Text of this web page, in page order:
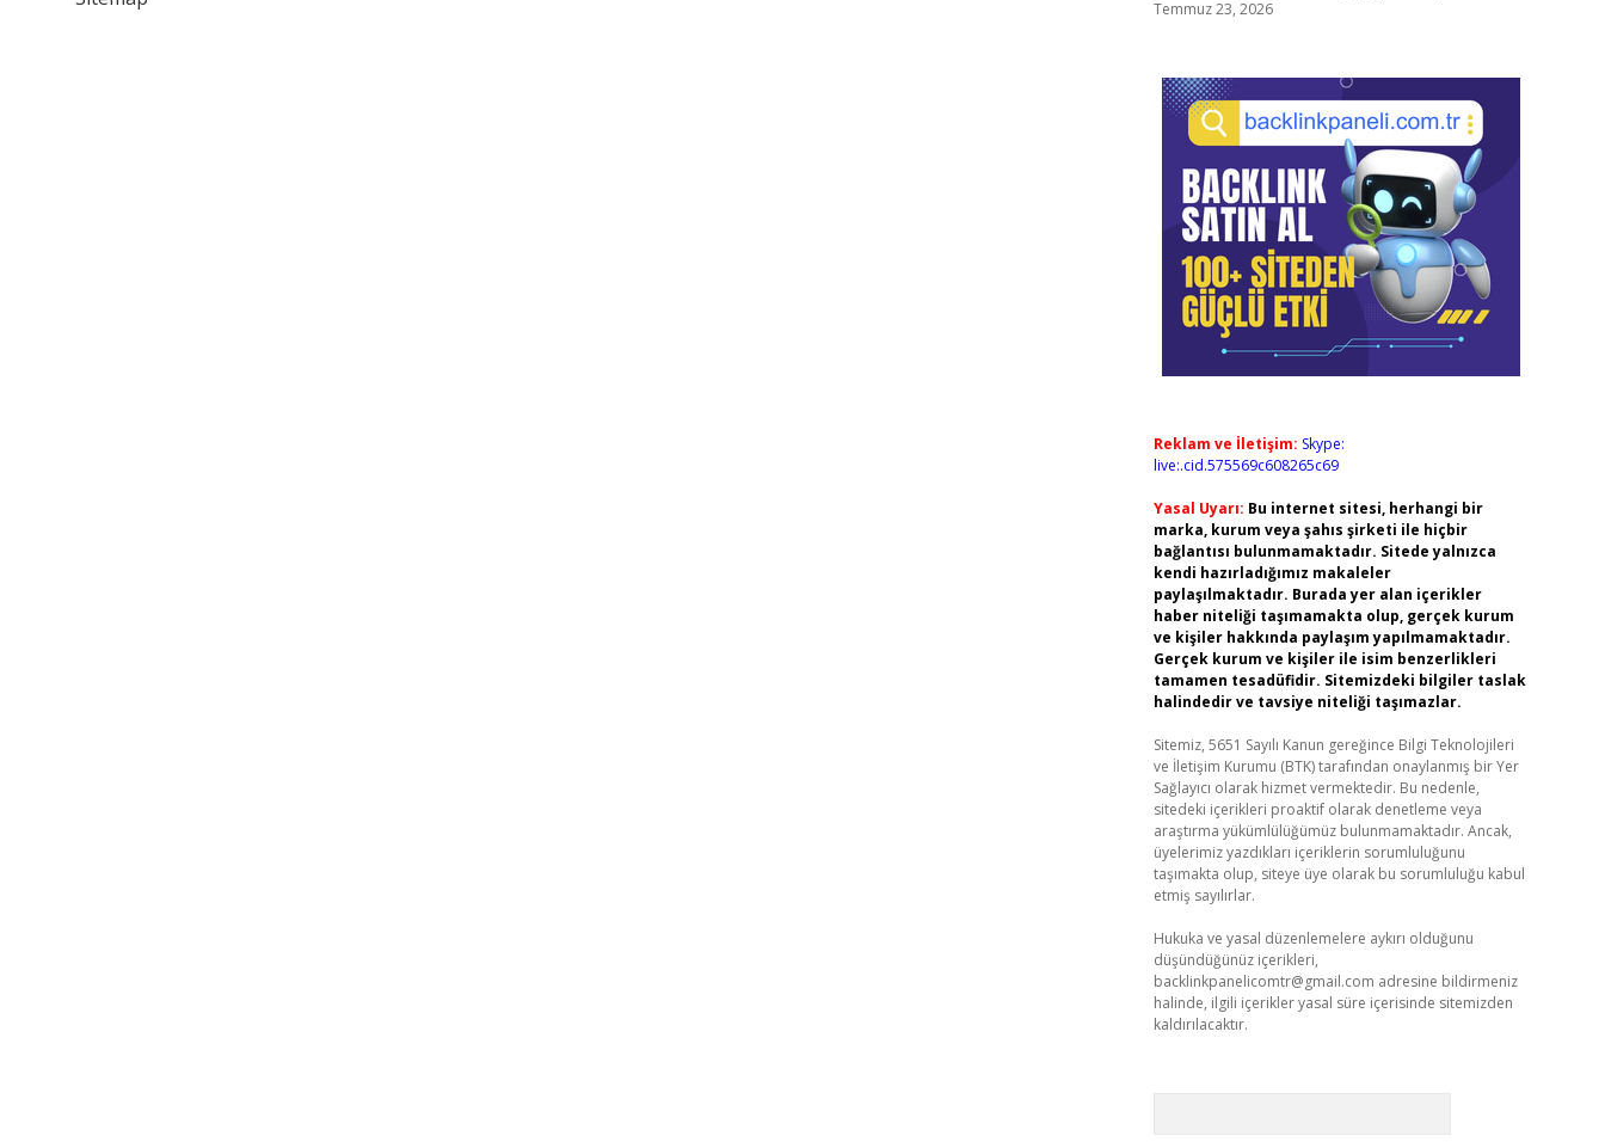
Temmuz 23, 2026
Reklam ve İletişim: Skype:
live:.cid.575569c608265c69
Yasal Uyarı: Bu internet sitesi, herhangi bir
marka, kurum veya şahıs şirketi ile hiçbir
bağlantısı bulunmamaktadır. Sitede yalnızca
kendi hazırladığımız makaleler
paylaşılmaktadır. Burada yer alan içerikler
haber niteliği taşımamakta olup, gerçek kurum
ve kişiler hakkında paylaşım yapılmamaktadır.
Gerçek kurum ve kişiler ile isim benzerlikleri
tamamen tesadüfidir. Sitemizdeki bilgiler taslak
halindedir ve tavsiye niteliği taşımazlar.
Sitemiz, 5651 Sayılı Kanun gereğince Bilgi Teknolojileri
ve İletişim Kurumu (BTK) tarafından onaylanmış bir Yer
Sağlayıcı olarak hizmet vermektedir. Bu nedenle,
sitedeki içerikleri proaktif olarak denetleme veya
araştırma yükümlülüğümüz bulunmamaktadır. Ancak,
üyelerimiz yazdıkları içeriklerin sorumluluğunu
taşımakta olup, siteye üye olarak bu sorumluluğu kabul
etmiş sayılırlar.
Hukuka ve yasal düzenlemelere aykırı olduğunu
düşündüğünüz içerikleri,
backlinkpanelicomtr@gmail.com adresine bildirmeniz
halinde, ilgili içerikler yasal süre içerisinde sitemizden
kaldırılacaktır.